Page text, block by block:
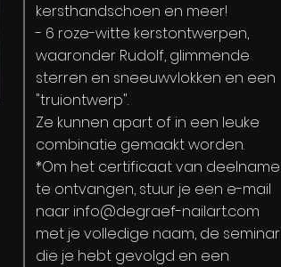
kersthandschoen en meer!
- 6 roze-witte kerstontwerpen,
waaronder Rudolf, glimmende
sterren en sneeuwvlokken en een
"truiontwerp".
Ze kunnen apart of in een leuke
combinatie gemaakt worden.
*Om het certificaat van deelname
te ontvangen, stuur je een e-mail
naar info@degraef-nailart.com
met je volledige naam, de seminar
die je hebt gevolgd en een